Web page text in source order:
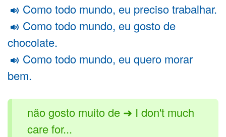
Como todo mundo, eu preciso trabalhar.
Como todo mundo, eu gosto de
chocolate.
Como todo mundo, eu quero morar
bem.
não gosto muito de ➜ I don't much
care for...